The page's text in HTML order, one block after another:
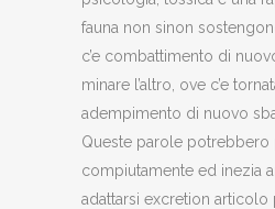
fauna non sinon
c’e combattimento di
minare l’altro, ove c’e
adempimento di nuovo
Queste parole potrebbero
compiutamente ed inezia
adattarsi excretion articolo